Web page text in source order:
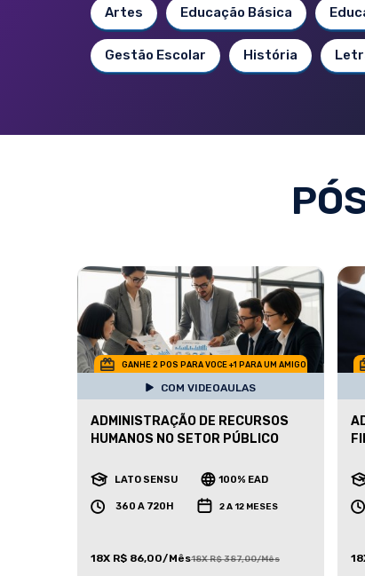
Artes Educação Básica
Gestão Escolar História
GANHE 2 POS PARA VOCE +1 PARA UM AMIGO
COM VIDEOAULAS
ADMINISTRAÇÃO DE RECURSOS
HUMANOS NO SETOR PÚBLICO
LATO SENSU 100% EAD
360 A 720H 2 A 12 MESES
18X R$ 86,00/Mês18X R$ 387,00/Mês